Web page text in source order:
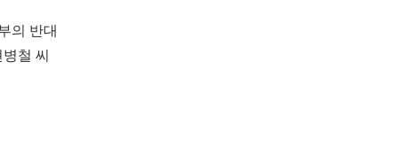
의 반대
철 씨